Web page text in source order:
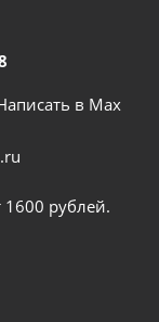
в Мах
1600 рублей.